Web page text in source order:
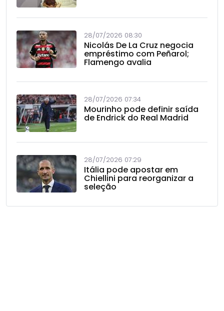
28/07/2026 08:30
Nicolás De La Cruz negocia
empréstimo com Peñarol;
Flamengo avalia
28/07/2026 07:34
Mourinho pode definir saída
de Endrick do Real Madrid
28/07/2026 07:29
Itália pode apostar em
Chiellini para reorganizar a
seleção